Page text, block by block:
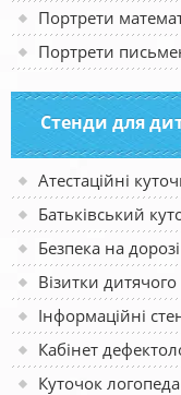
Портрети
Портрети
Стенди для
Атестаційні
Батьківський
Безпека на дорозі
Візитки дитячого
Інформаційні
Кабінет
Куточок логопеда